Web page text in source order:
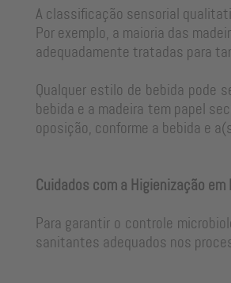
A classificação sensorial
Por exemplo, a maioria das
adequadamente tratadas para
Qualquer estilo de bebida pode
bebida e a madeira tem papel
oposição, conforme a bebida e
Cuidados com a Higienização
Para garantir o controle
sanitantes adequados nos